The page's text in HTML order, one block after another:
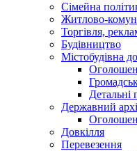
Сімейна
Житлово-
Торгівля,
Будівництво
Містобудівна
Детальні
Державний
Довкілля
Перевезення